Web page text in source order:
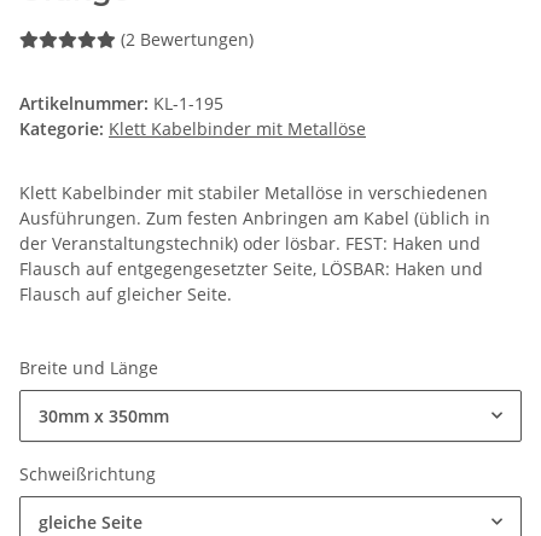
(2 Bewertungen)
Artikelnummer: KL-1-195
Kategorie: Klett Kabelbinder mit Metallöse
Klett Kabelbinder mit stabiler Metallöse in verschiedenen
Ausführungen. Zum festen Anbringen am Kabel (üblich in
der Veranstaltungstechnik) oder lösbar. FEST: Haken und
Flausch auf entgegengesetzter Seite, LÖSBAR: Haken und
Flausch auf gleicher Seite.
Breite und Länge
30mm x 350mm
Schweißrichtung
gleiche Seite